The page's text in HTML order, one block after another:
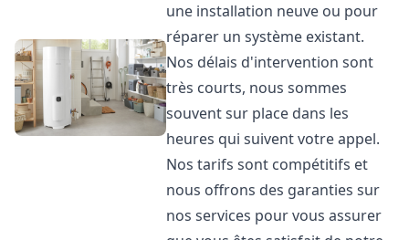
une installation neuve ou pour
réparer un système existant.
Nos délais d'intervention sont
très courts, nous sommes
souvent sur place dans les
heures qui suivent votre appel.
Nos tarifs sont compétitifs et
nous offrons des garanties sur
nos services pour vous assurer